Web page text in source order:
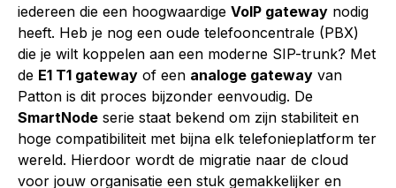
iedereen die een hoogwaardige VoIP gateway nodig
heeft. Heb je nog een oude telefooncentrale (PBX)
die je wilt koppelen aan een moderne SIP-trunk? Met
de E1 T1 gateway of een analoge gateway van
Patton is dit proces bijzonder eenvoudig. De
SmartNode serie staat bekend om zijn stabiliteit en
hoge compatibiliteit met bijna elk telefonieplatform ter
wereld. Hierdoor wordt de migratie naar de cloud
voor jouw organisatie een stuk gemakkelijker en